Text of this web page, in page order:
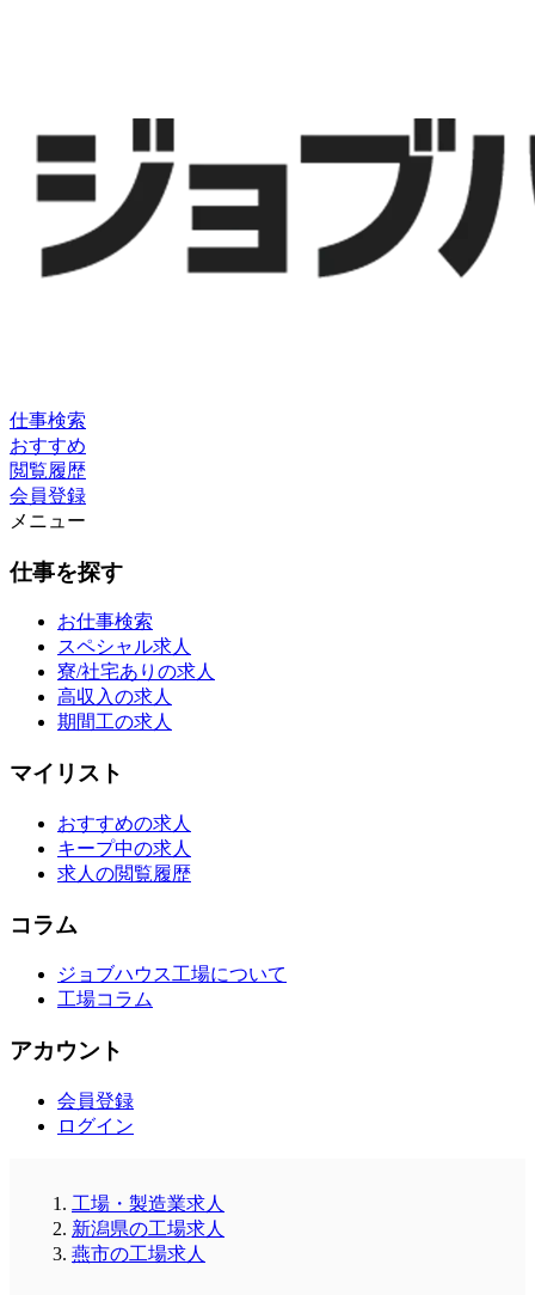
仕事検索
おすすめ
閲覧履歴
会員登録
メニュー
仕事を探す
お仕事検索
スペシャル求人
寮/社宅ありの求人
高収入の求人
期間工の求人
マイリスト
おすすめの求人
キープ中の求人
求人の閲覧履歴
コラム
ジョブハウス工場について
工場コラム
アカウント
会員登録
ログイン
工場・製造業求人
新潟県の工場求人
燕市の工場求人